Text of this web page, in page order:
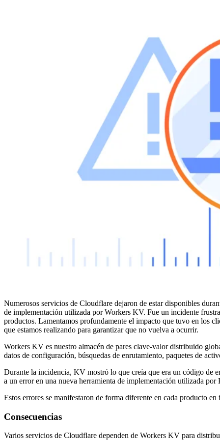
Numerosos servicios de Cloudflare dejaron de estar disponibles
de implementación utilizada por Workers KV. Fue un incidente
productos. Lamentamos profundamente el impacto que tuvo en los
que estamos realizando para garantizar que no vuelva a ocurrir.
Workers KV es nuestro almacén de pares clave-valor distribuido
datos de configuración, búsquedas de enrutamiento, paquetes de
Durante la incidencia, KV mostró lo que creía que era un código de
a un error en una nueva herramienta de implementación utilizada por
Estos errores se manifestaron de forma diferente en cada producto
Consecuencias
Varios servicios de Cloudflare dependen de Workers KV para